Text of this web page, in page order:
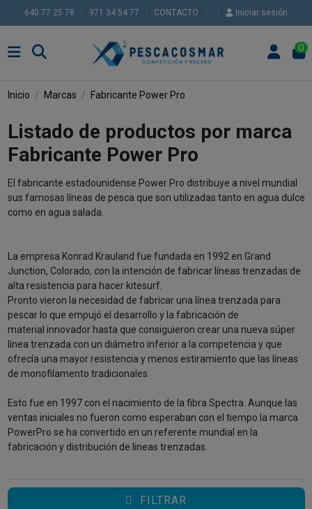
640 77 25 78 971 34 54 77 CONTACTO Iniciar sesión
0
Inicio Marcas Fabricante Power Pro
Listado de productos por marca
Fabricante Power Pro
El fabricante estadounidense Power Pro distribuye a nivel mundial
sus famosas líneas de pesca que son utilizadas tanto en agua dulce
como en agua salada.
La empresa Konrad Krauland fue fundada en 1992 en Grand
Junction, Colorado, con la intención de fabricar líneas trenzadas de
alta resistencia para hacer kitesurf.
Pronto vieron la necesidad de fabricar una línea trenzada para
pescar lo que empujó el desarrollo y la fabricación de
material innovador hasta que consiguieron crear una nueva súper
línea trenzada con un diámetro inferior a la competencia y que
ofrecía una mayor resistencia y menos estiramiento que las líneas
de monofilamento tradicionales.
Esto fue en 1997 con el nacimiento de la fibra Spectra. Aunque las
ventas iniciales no fueron como esperaban con el tiempo la marca
PowerPro se ha convertido en un referente mundial en la
fabricación y distribución de lineas trenzadas.
FILTRAR